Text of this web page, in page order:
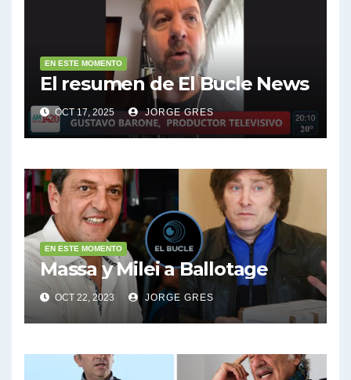
EN ESTE MOMENTO
El resumen de El Bucle News
OCT 17, 2025 JORGE GRES
EN ESTE MOMENTO
Massa y Milei a Ballotage
OCT 22, 2023 JORGE GRES